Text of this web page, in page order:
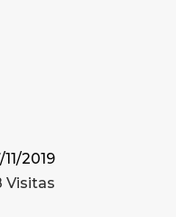
2019
Visitas